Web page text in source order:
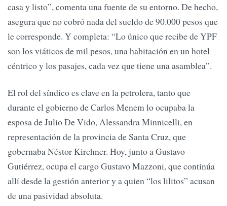
casa y listo”, comenta una fuente de su entorno. De hecho,
asegura que no cobró nada del sueldo de 90.000 pesos que
le corresponde. Y completa: “Lo único que recibe de YPF
son los viáticos de mil pesos, una habitación en un hotel
céntrico y los pasajes, cada vez que tiene una asamblea”.
El rol del síndico es clave en la petrolera, tanto que
durante el gobierno de Carlos Menem lo ocupaba la
esposa de Julio De Vido, Alessandra Minnicelli, en
representación de la provincia de Santa Cruz, que
gobernaba Néstor Kirchner. Hoy, junto a Gustavo
Gutiérrez, ocupa el cargo Gustavo Mazzoni, que continúa
allí desde la gestión anterior y a quien “los lilitos” acusan
de una pasividad absoluta.